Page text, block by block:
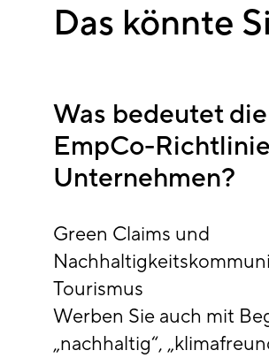
Das könnte
Was bedeutet die
EmpCo-
Unternehmen?
Green Claims und
Tourismus
Werben Sie auch mit
„nachhaltig“,